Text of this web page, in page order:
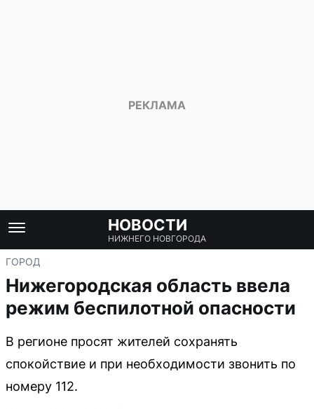
НОВОСТИ
НИЖНЕГО НОВГОРОДА
ГОРОД
Нижегородская область ввела
режим беспилотной опасности
В регионе просят жителей сохранять
спокойствие и при необходимости звонить по
номеру 112.